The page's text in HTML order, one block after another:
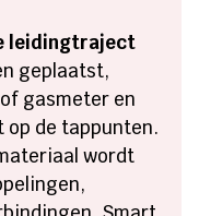
leidingtraject
geplaatst,
gasmeter en
de tappunten.
wordt